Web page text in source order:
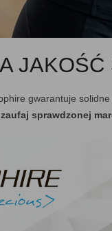
gwarantuje
zaufaj sprawdzonej